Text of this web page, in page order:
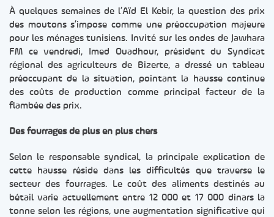
À quelques semaines de l’Aïd El Kebir, la question des prix
des moutons s’impose comme une préoccupation majeure
pour les ménages tunisiens. Invité sur les ondes de Jawhara
FM ce vendredi, Imed Ouadhour, président du Syndicat
régional des agriculteurs de Bizerte, a dressé un tableau
préoccupant de la situation, pointant la hausse continue
des coûts de production comme principal facteur de la
flambée des prix.
Des fourrages de plus en plus chers
Selon le responsable syndical, la principale explication de
cette hausse réside dans les difficultés que traverse le
secteur des fourrages. Le coût des aliments destinés au
bétail varie actuellement entre 12 000 et 17 000 dinars la
tonne selon les régions, une augmentation significative qui